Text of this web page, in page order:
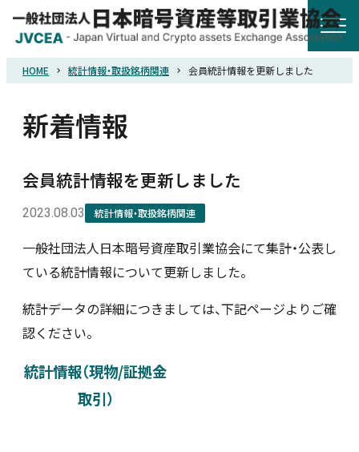
HOME
協会概要
規則・ガイドライン
会員紹介
詐欺関連情報
HOME 統計情報・取扱銘柄関連 会員統計情報を更新しました
新着情報
会員統計情報を更新しました
2023.08.03 統計情報・取扱銘柄関連
一般社団法人日本暗号資産取引業協会にて集計・公表し
ている統計情報について更新しました。
統計データの詳細につきましては、下記ページよりご確
認ください。
統計情報（現物/証拠金
取引）